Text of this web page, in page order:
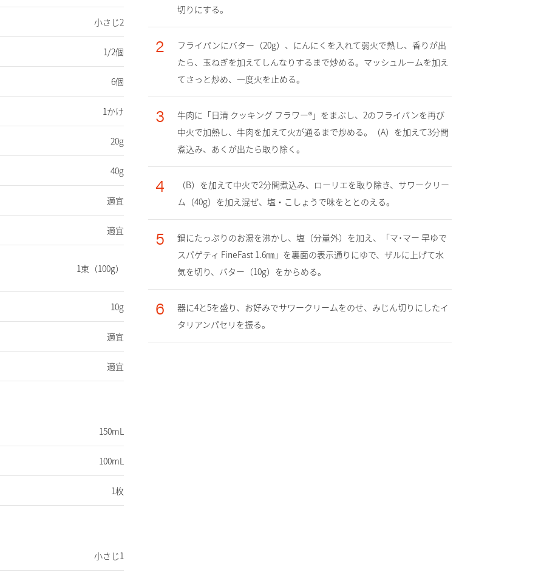
小さじ2
1/2個
6個
1かけ
20g
40g
適宜
適宜
1束（100g）
10g
適宜
適宜
150mL
100mL
1枚
小さじ1
切りにする。
2
フライパンにバター（20g）、にんにくを入れて弱火で熱し、香りが出
たら、玉ねぎを加えてしんなりするまで炒める。マッシュルームを加え
てさっと炒め、一度火を止める。
3
牛肉に「日清 クッキング フラワー®」をまぶし、2のフライパンを再び
中火で加熱し、牛肉を加えて火が通るまで炒める。（A）を加えて3分間
煮込み、あくが出たら取り除く。
4
（B）を加えて中火で2分間煮込み、ローリエを取り除き、サワークリー
ム（40g）を加え混ぜ、塩・こしょうで味をととのえる。
5
鍋にたっぷりのお湯を沸かし、塩（分量外）を加え、「マ･マー 早ゆで
スパゲティ FineFast 1.6㎜」を裏面の表示通りにゆで、ザルに上げて水
気を切り、バター（10g）をからめる。
6
器に4と5を盛り、お好みでサワークリームをのせ、みじん切りにしたイ
タリアンパセリを振る。